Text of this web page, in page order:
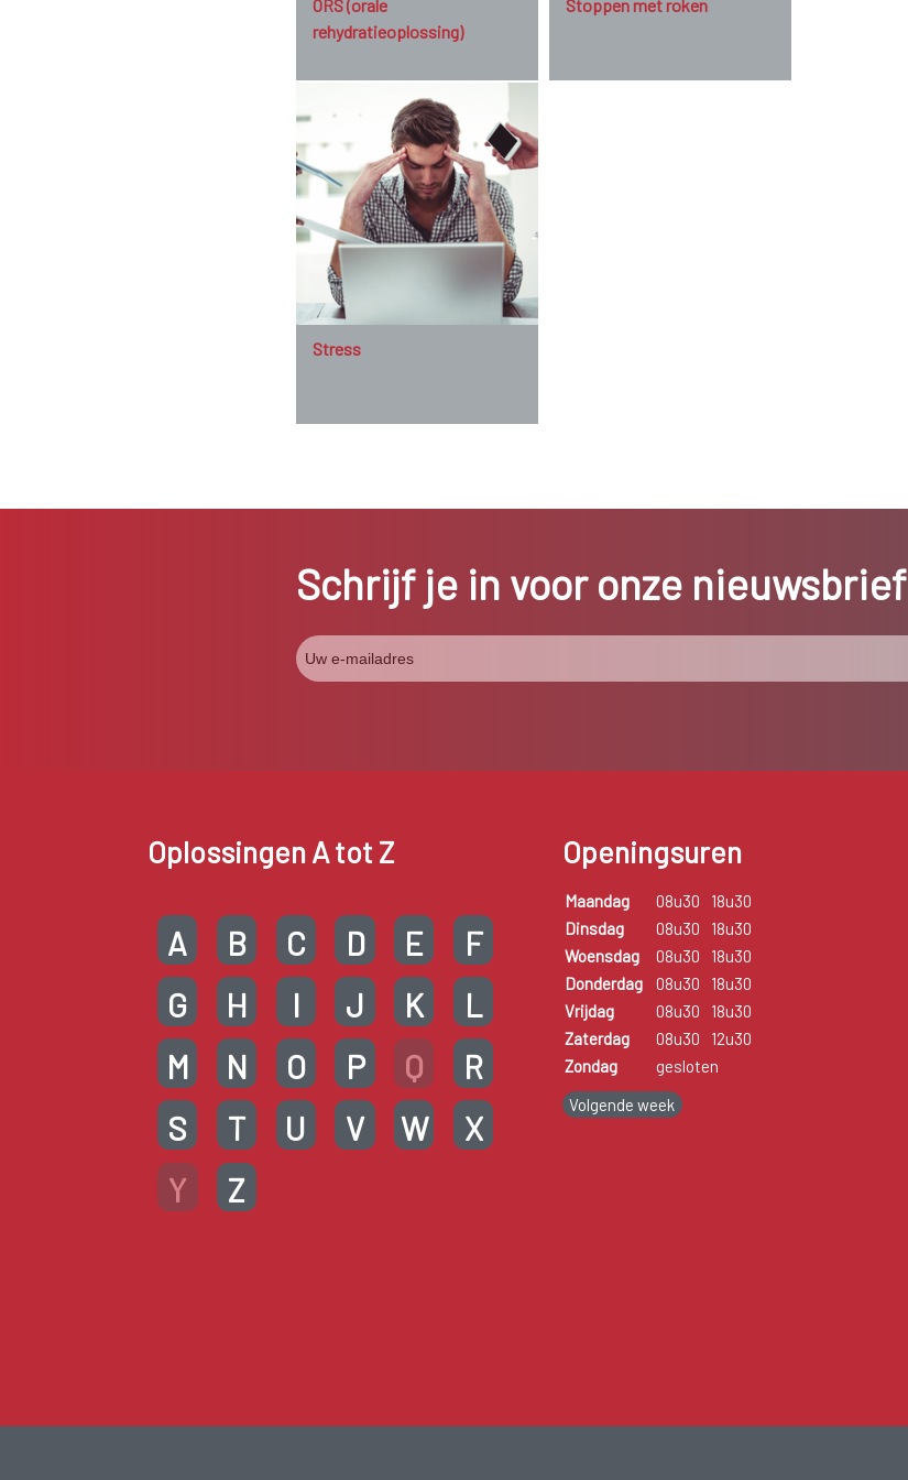
ORS (orale
rehydratieoplossing)
Stoppen met roken
Stress
Schrijf je in voor onze nieuwsbrief
Oplossingen A tot Z
A B C D E
F
G
H I J K
L
M
N O P Q
R
S
T U V W
X
Y
Z
Openingsuren
Maandag 08u30
18u30
Dinsdag
08u30
18u30
Woensdag
08u30
18u30
Donderdag
08u30
18u30
Vrijdag
08u30
18u30
Zaterdag
08u30
12u30
Zondag
gesloten
Volgende week